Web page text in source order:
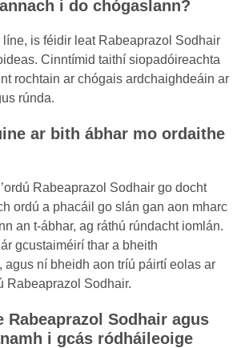
i do chógaslann?
líne, is féidir leat Rabeaprazol Sodhair
Cinntímid taithí siopadóireachta
rochtain ar chógais ardchaighdeáin ar
rúnda.
ar bith ábhar mo ordaithe
Rabeaprazol Sodhair go docht
ordú a phacáil go slán gan aon mharc
an t-ábhar, ag ráthú rúndacht iomlán.
gcustaiméirí thar a bheith
agus ní bheidh aon tríú páirtí eolas ar
Rabeaprazol Sodhair.
Rabeaprazol Sodhair agus
i gcás ródháileoige